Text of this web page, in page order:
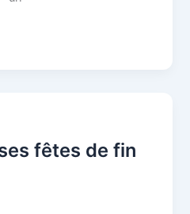
fêtes de fin